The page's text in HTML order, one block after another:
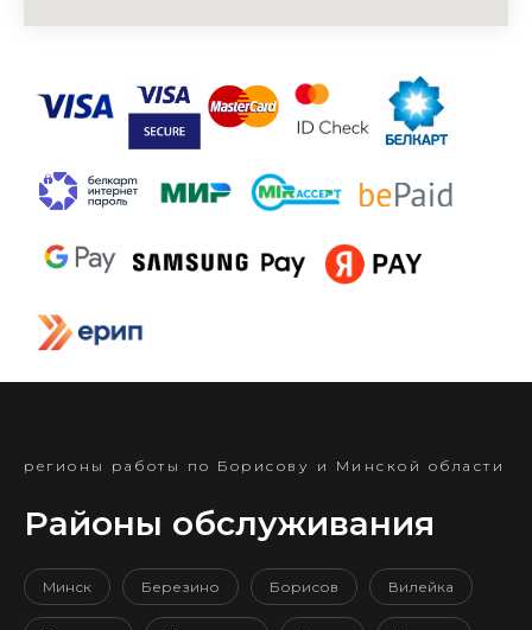
регионы работы по Борисову и Минской области
Районы обслуживания
Минск Березино Борисов Вилейка